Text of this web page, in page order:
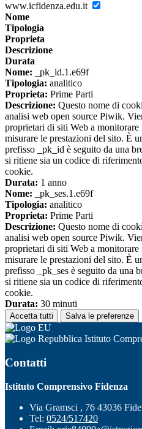
www.icfidenza.edu.it
Nome
Tipologia
Proprieta
Descrizione
Durata
Nome: _pk_id.1.e69f
Tipologia: analitico
Proprieta: Prime Parti
Descrizione: Questo nome di
analisi web open source Piwik.
proprietari di siti Web a
misurare le prestazioni del sito. È
prefisso _pk_id è seguito da una
si ritiene sia un codice di
cookie.
Durata: 1 anno
Nome: _pk_ses.1.e69f
Tipologia: analitico
Proprieta: Prime Parti
Descrizione: Questo nome di
analisi web open source Piwik.
proprietari di siti Web a
misurare le prestazioni del sito. È
prefisso _pk_ses è seguito da una
si ritiene sia un codice di
cookie.
Durata: 30 minuti
Accetta tutti Salva le preferenze
Istituto
Contatti
Istituto Comprensivo Fidenza
Via Gramsci , 76 43036
Tel: 0524/517420